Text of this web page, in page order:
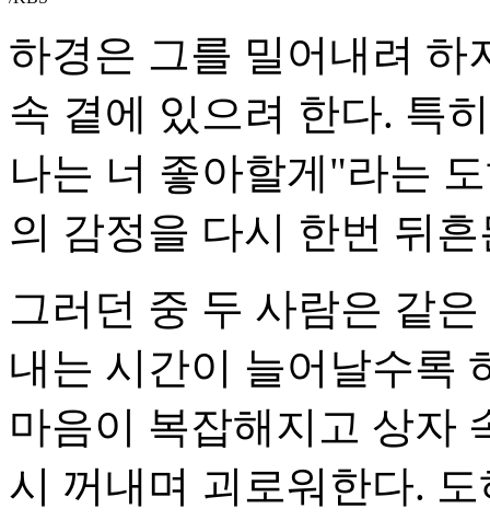
하경은 그를 밀어내려 하
속 곁에 있으려 한다. 특
나는 너 좋아할게"라는
의 감정을 다시 한번 뒤
그러던 중 두 사람은 같
내는 시간이 늘어날수록
마음이 복잡해지고 상자
시 꺼내며 괴로워한다.